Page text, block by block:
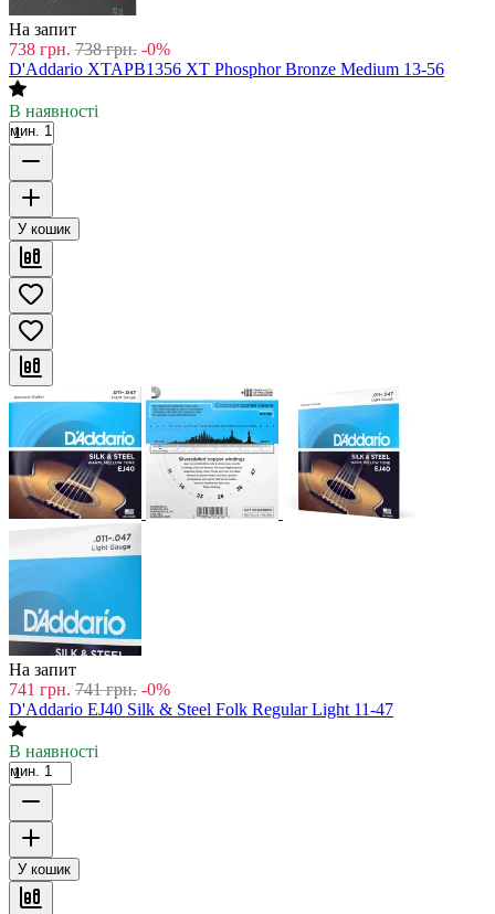
На запит
738 грн. 738 грн. -0%
D'Addario XTAPB1356 XT Phosphor Bronze Medium 13-56
В наявності
мин. 1
У кошик
На запит
741 грн. 741 грн. -0%
D'Addario EJ40 Silk & Steel Folk Regular Light 11-47
В наявності
мин. 1
У кошик